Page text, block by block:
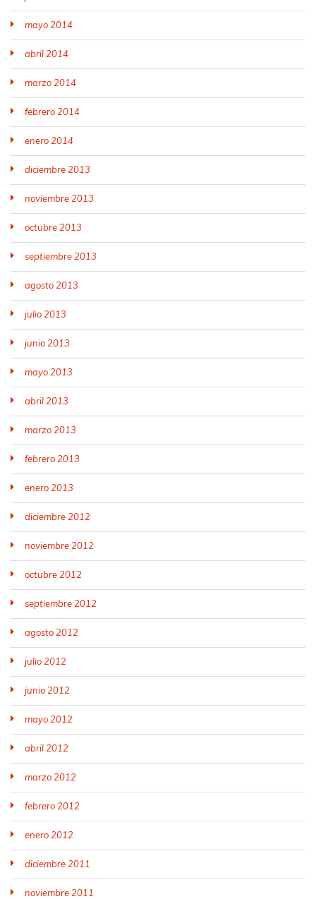
mayo 2014
abril 2014
marzo 2014
febrero 2014
enero 2014
diciembre 2013
noviembre 2013
octubre 2013
septiembre 2013
agosto 2013
julio 2013
junio 2013
mayo 2013
abril 2013
marzo 2013
febrero 2013
enero 2013
diciembre 2012
noviembre 2012
octubre 2012
septiembre 2012
agosto 2012
julio 2012
junio 2012
mayo 2012
abril 2012
marzo 2012
febrero 2012
enero 2012
diciembre 2011
noviembre 2011